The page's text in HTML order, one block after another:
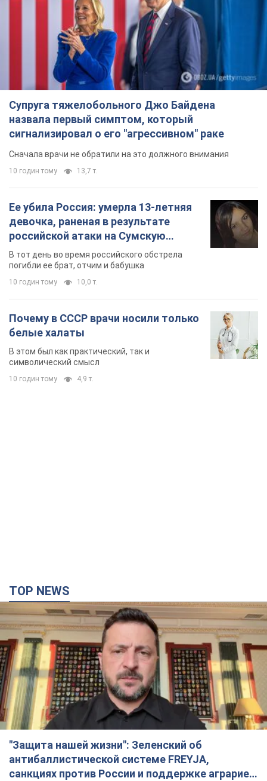
Супруга тяжелобольного Джо Байдена
назвала первый симптом, который
сигнализировал о его "агрессивном" раке
Сначала врачи не обратили на это должного внимания
10 годин тому 13,7 т.
Ее убила Россия: умерла 13-летняя
девочка, раненая в результате
российской атаки на Сумскую
область. Фото
В тот день во время российского обстрела
погибли ее брат, отчим и бабушка
10 годин тому 10,0 т.
Почему в СССР врачи носили только
белые халаты
В этом был как практический, так и
символический смысл
10 годин тому 4,9 т.
TOP NEWS
"Защита нашей жизни": Зеленский об
антибаллистической системе FREYJA,
санкциях против России и поддержке аграриев.